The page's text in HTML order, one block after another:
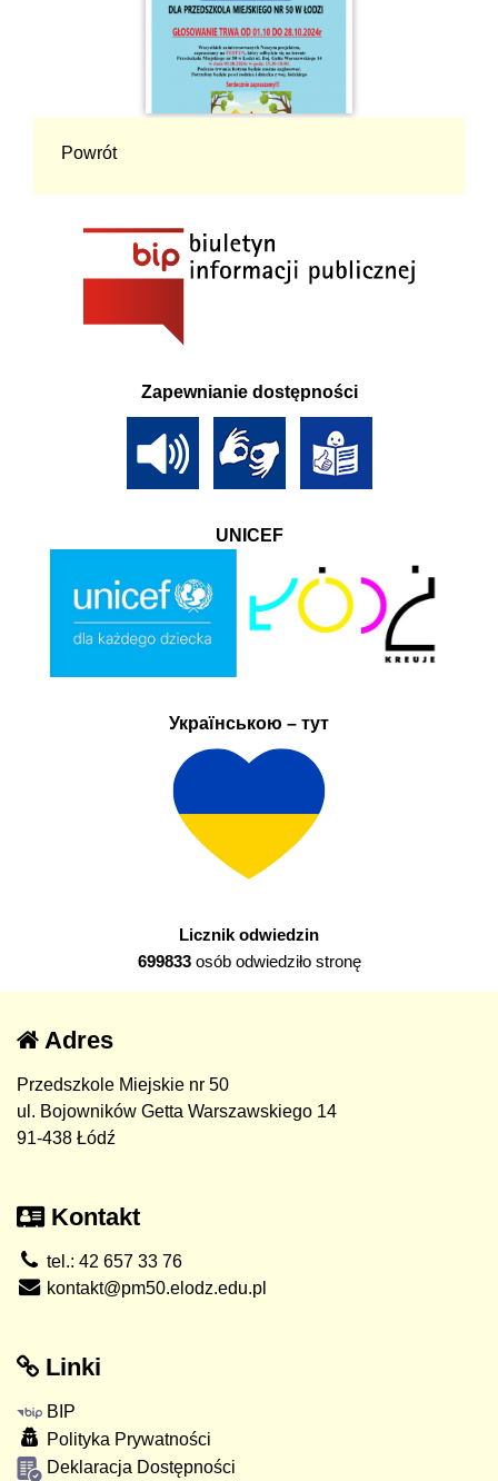
Powrót
Zapewnianie dostępności
UNICEF
Українською – тут
Licznik odwiedzin
699833osób odwiedziło stronę
Adres
Przedszkole Miejskie nr 50
ul. Bojowników Getta Warszawskiego 14
91-438 Łódź
Kontakt
tel.: 42 657 33 76
kontakt@pm50.elodz.edu.pl
Linki
BIP
Polityka Prywatności
Deklaracja Dostępności